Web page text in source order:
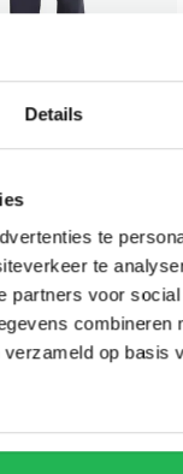
Details
te
te
partners voor
combineren
op basis
47,96
-
20%